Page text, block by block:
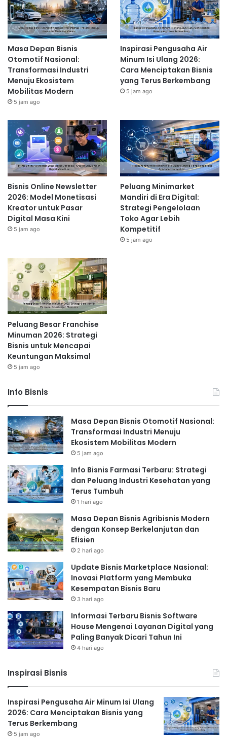
Masa Depan Bisnis
Otomotif Nasional:
Transformasi Industri
Menuju Ekosistem
Mobilitas Modern
5 jam ago
Inspirasi Pengusaha Air
Minum Isi Ulang 2026:
Cara Menciptakan Bisnis
yang Terus Berkembang
5 jam ago
Bisnis Online Newsletter
2026: Model Monetisasi
Kreator untuk Pasar
Digital Masa Kini
5 jam ago
Peluang Minimarket
Mandiri di Era Digital:
Strategi Pengelolaan
Toko Agar Lebih
Kompetitif
5 jam ago
Peluang Besar Franchise
Minuman 2026: Strategi
Bisnis untuk Mencapai
Keuntungan Maksimal
5 jam ago
Info Bisnis
Masa Depan Bisnis Otomotif Nasional:
Transformasi Industri Menuju
Ekosistem Mobilitas Modern
5 jam ago
Info Bisnis Farmasi Terbaru: Strategi
dan Peluang Industri Kesehatan yang
Terus Tumbuh
1 hari ago
Masa Depan Bisnis Agribisnis Modern
dengan Konsep Berkelanjutan dan
Efisien
2 hari ago
Update Bisnis Marketplace Nasional:
Inovasi Platform yang Membuka
Kesempatan Bisnis Baru
3 hari ago
Informasi Terbaru Bisnis Software
House Mengenai Layanan Digital yang
Paling Banyak Dicari Tahun Ini
4 hari ago
Inspirasi Bisnis
Inspirasi Pengusaha Air Minum Isi Ulang
2026: Cara Menciptakan Bisnis yang
Terus Berkembang
5 jam ago